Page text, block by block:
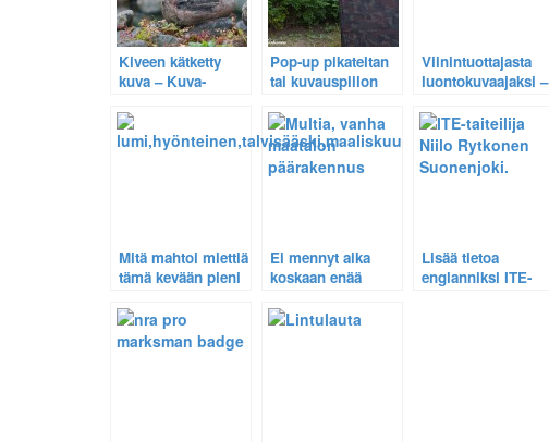
Kiveen kätketty
kuva – Kuva-
Pop-up pikateltan
tai kuvauspiilon
kasaaminen –
Video-ohje.
Viinintuottajasta
luontokuvaajaksi –
valinta.
Mitä mahtoi miettiä
tämä kevään pieni
Ei mennyt aika
koskaan enää
rakennuksia
Lisää tietoa
englanniksi ITE-